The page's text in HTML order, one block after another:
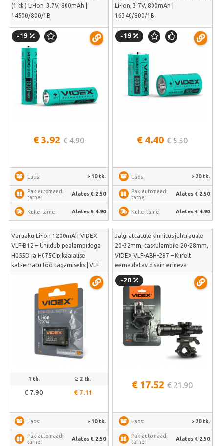
(1 tk.) Li-Ion, 3.7V, 800mAh |
14500/800/1B
-19
€ 3.92 € 4.90
Laos: > 10 tk.
Pakiautomaadi
tarne:
Alates € 2.50
Kullertarne: Alates € 4.90
Li-Ion, 3.7V, 800mAh |
16340/800/1B
-19
€ 4.40 € 5.50
Laos: > 20 tk.
Pakiautomaadi
tarne:
Alates € 2.50
Kullertarne: Alates € 4.90
Varuaku Li-ion 1200mAh VIDEX
VLF-B12 – Ühildub pealampidega
H055D ja H075C pikaajalise
katkematu töö tagamiseks | VLF-
1 tk.
€ 7.90
≥ 2 tk.
€ 7.11
Laos: > 10 tk.
Pakiautomaadi
tarne:
Alates € 2.50
Jalgrattatule kinnitus juhtrauale
20-32mm, taskulambile 20-28mm,
VIDEX VLF-ABH-287 – Kiirelt
eemaldatav disain erineva
läbimõõduga lampidele | VLF-ABH-
287
-20
€ 17.52 € 21.90
Laos: > 20 tk.
Pakiautomaadi
tarne:
Alates € 2.50